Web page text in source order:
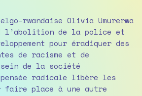
rwandaise Olivia Umurerwa
l’abolition de la police et
pour éradiquer des
de racisme et de
de la société
radicale libère les
faire place à une autre